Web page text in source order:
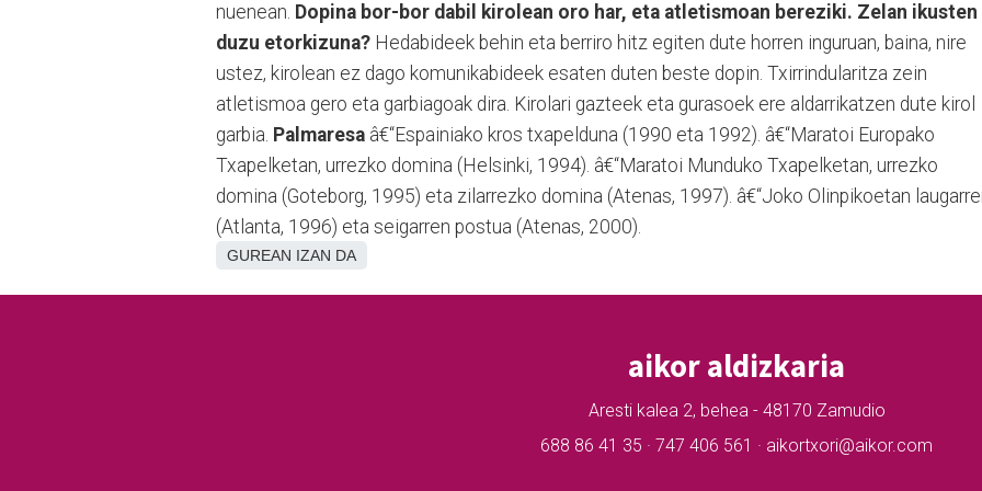
nuenean. Dopina bor-bor dabil kirolean oro har, eta atletismoan bereziki. Zelan ikusten
duzu etorkizuna? Hedabideek behin eta berriro hitz egiten dute horren inguruan, baina, nire
ustez, kirolean ez dago komunikabideek esaten duten beste dopin. Txirrindularitza zein
atletismoa gero eta garbiagoak dira. Kirolari gazteek eta gurasoek ere aldarrikatzen dute kirol
garbia. Palmaresa â€“Espainiako kros txapelduna (1990 eta 1992). â€“Maratoi Europako
Txapelketan, urrezko domina (Helsinki, 1994). â€“Maratoi Munduko Txapelketan, urrezko
domina (Goteborg, 1995) eta zilarrezko domina (Atenas, 1997). â€“Joko Olinpikoetan
(Atlanta, 1996) eta seigarren postua (Atenas, 2000).
GUREAN IZAN DA
aikor aldizkaria
Aresti kalea 2, behea - 48170 Zamudio
688 86 41 35 · 747 406 561 · aikortxori@aikor.com